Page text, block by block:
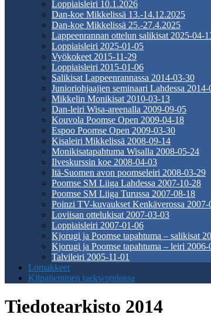
Loppiaisleiri 10.1.2026
Dan-koe Mikkelissä 13.-14.12.2025
Dan-koe Mikkelissä 25.-27.4.2025
Lappeenrannan ottelun salikisat 2025-04-
Loppiaisleiri 2025-01-05
Vyökokeet 2015-11-29
Loppiaisleiri 2015-01-06
Salikisat Lappeenrannassa 2014-03-30
Junioriohjaajien seminaari Lahdessa
Mikkelin Monikisat 2010-03-13
Dan-leiri Wisa-areenalla 2009-09-05
Kouvola Poomse Open 2009-04-18
Espoo Poomse Open 2009-03-30
Kisaleiri Mikkelissä 2008-09-14
Monikisatapahtuma Wisalla 2008-05-24
Ilveskurssin koe 2008-04-03
Itä-Suomen avon poomseleiri 2008-03-29
Poomse SM Liiga Lahdessa 2007-10-28
Poomse SM Liiga Turussa 2007-08-18
Poinzi TV-kuvaukset Kenkäverossa 2007-
Loviisan ottelukisat 2007-03-03
Loppiaisleiri 2007-01-06
Kjorugi ja Poomse tapahtuma – salikisat
Kjorugi ja Poomse tapahtuma – leiri 2006-
Talvileiri 2005-11-01
Lomakkeet
Kilpaileminen taekwondossa
Tiedotearkisto 2014